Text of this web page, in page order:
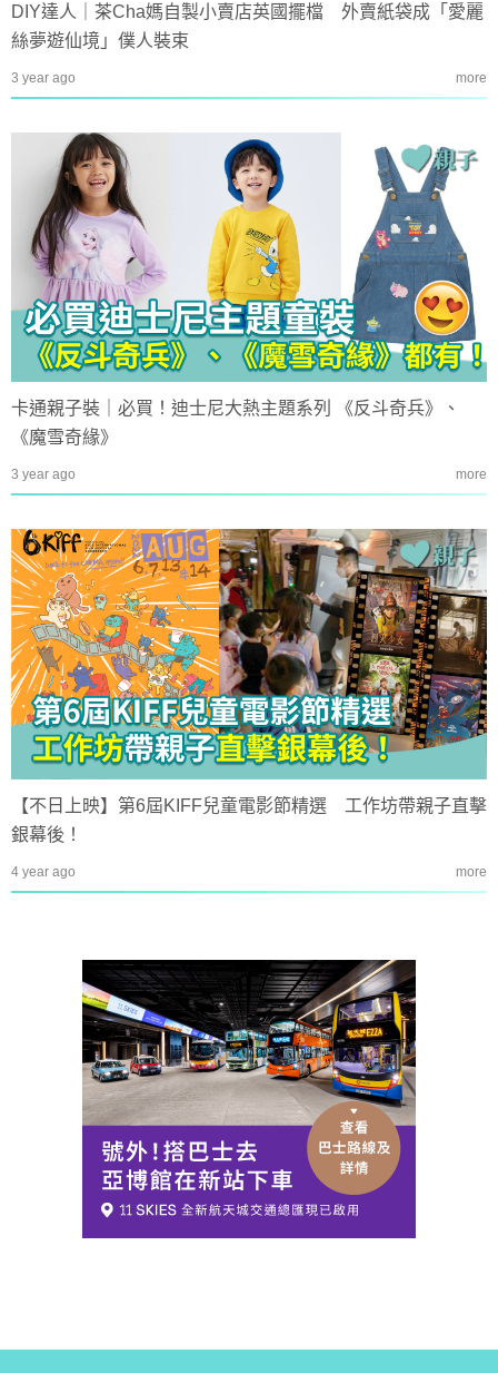
DIY達人｜茶Cha媽自製小賣店英國擺檔 外賣紙袋成「愛麗
絲夢遊仙境」僕人裝束
3 year ago more
卡通親子裝｜必買！迪士尼大熱主題系列 《反斗奇兵》、
《魔雪奇緣》
3 year ago more
【不日上映】第6屆KIFF兒童電影節精選 工作坊帶親子直擊
銀幕後！
4 year ago more